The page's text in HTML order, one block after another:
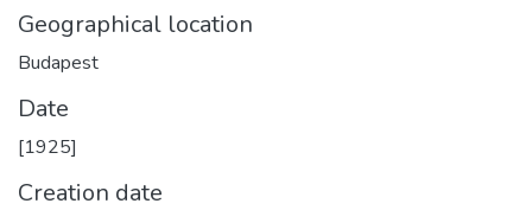
Geographical location
Budapest
Date
[1925]
Creation date